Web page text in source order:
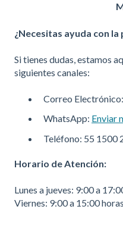
¿Necesitas ayuda con
Si tienes dudas, estamos
siguientes canales:
Correo Electrónico:
WhatsApp: Enviar
Teléfono: 55 1500
Horario de Atención:
Lunes a jueves: 9:00 a
Viernes: 9:00 a 15:00